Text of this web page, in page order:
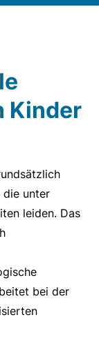
Kinder
die unter
leiden. Das
bei der